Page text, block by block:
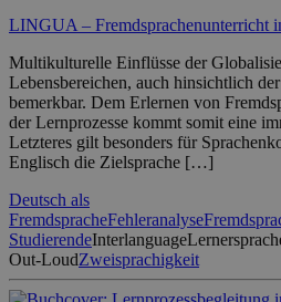
LINGUA – Fremdsprachenunterricht
Multikulturelle Einflüsse der
Lebensbereichen, auch hinsichtlich
bemerkbar. Dem Erlernen von
der Lernprozesse kommt somit eine
Letzteres gilt besonders für
Englisch die Zielsprache […]
Deutsch als
FremdspracheFehleranalyse
StudierendeInterlanguage
Out-LoudZweisprachigkeit